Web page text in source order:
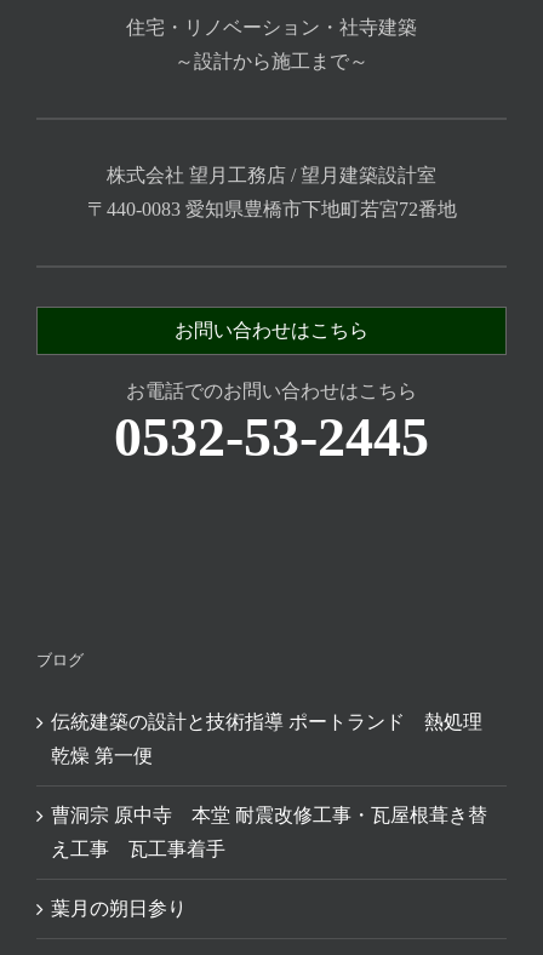
住宅・リノベーション・社寺建築
～設計から施工まで～
株式会社 望月工務店 / 望月建築設計室
〒440-0083 愛知県豊橋市下地町若宮72番地
お問い合わせはこちら
お電話でのお問い合わせはこちら
0532-53-2445
ブログ
伝統建築の設計と技術指導 ポートランド 熱処理
乾燥 第一便
曹洞宗 原中寺 本堂 耐震改修工事・瓦屋根葺き替
え工事 瓦工事着手
葉月の朔日参り